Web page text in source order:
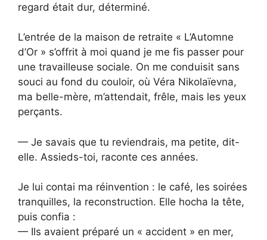
regard était dur, déterminé.
L’entrée de la maison de retraite « L’Automne
d’Or » s’offrit à moi quand je me fis passer pour
une travailleuse sociale. On me conduisit sans
souci au fond du couloir, où Véra Nikolaïevna,
ma belle-mère, m’attendait, frêle, mais les yeux
perçants.
— Je savais que tu reviendrais, ma petite, dit-
elle. Assieds-toi, raconte ces années.
Je lui contai ma réinvention : le café, les soirées
tranquilles, la reconstruction. Elle hocha la tête,
puis confia :
— Ils avaient préparé un « accident » en mer,